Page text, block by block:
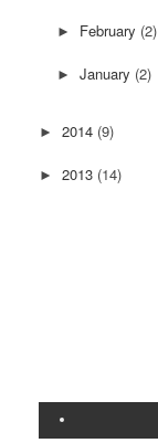
► February (2)
► January (2)
► 2014 (9)
► 2013 (14)